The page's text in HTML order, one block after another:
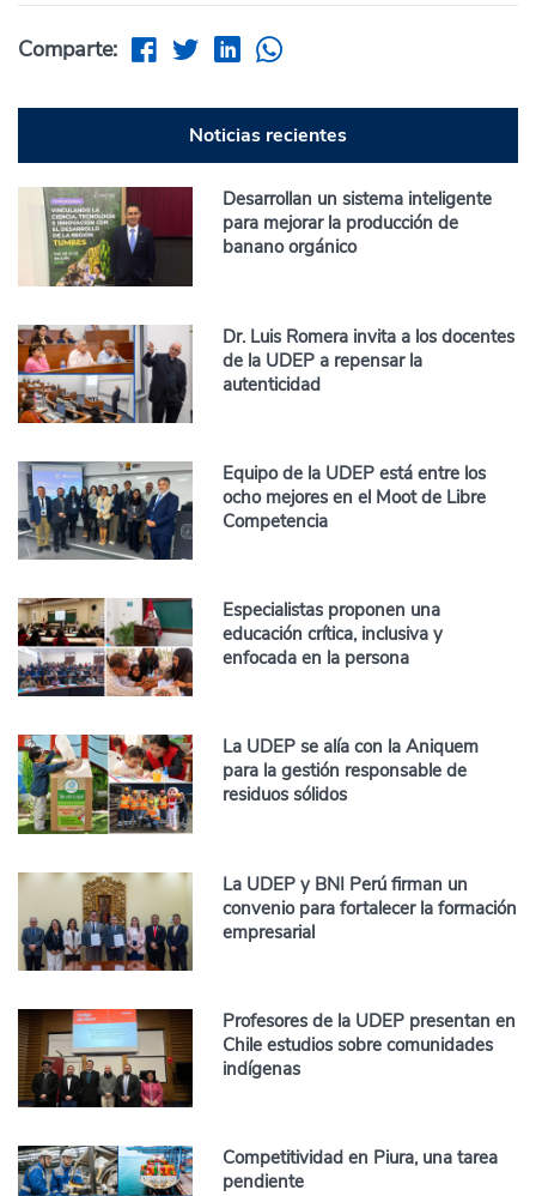
Comparte:
Noticias recientes
Desarrollan un sistema inteligente
para mejorar la producción de
banano orgánico
Dr. Luis Romera invita a los docentes
de la UDEP a repensar la
autenticidad
Equipo de la UDEP está entre los
ocho mejores en el Moot de Libre
Competencia
Especialistas proponen una
educación crítica, inclusiva y
enfocada en la persona
La UDEP se alía con la Aniquem
para la gestión responsable de
residuos sólidos
La UDEP y BNI Perú firman un
convenio para fortalecer la formación
empresarial
Profesores de la UDEP presentan en
Chile estudios sobre comunidades
indígenas
Competitividad en Piura, una tarea
pendiente